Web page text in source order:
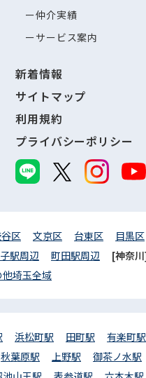
仲介実績
サービス案内
新着情報
サイトマップ
利用規約
プライバシーポリシー
区 文京区 台東区 目黒区
駅周辺 町田駅周辺 [神奈
他埼玉全域
浜松町駅 田町駅 有楽町駅
秋葉原駅 上野駅 御茶ノ水駅